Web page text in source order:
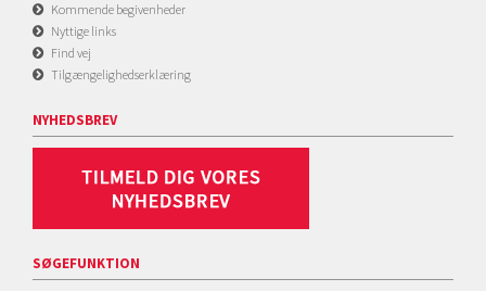
Kommende begivenheder
Nyttige links
Find vej
Tilgængelighedserklæring
NYHEDSBREV
SØGEFUNKTION